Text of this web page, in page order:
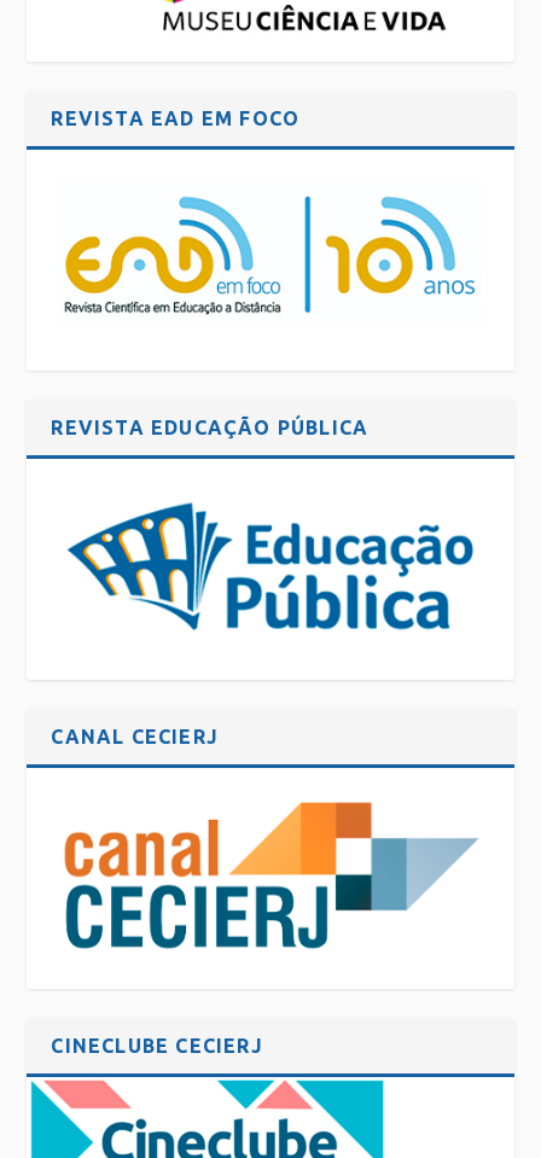
REVISTA EAD EM FOCO
REVISTA EDUCAÇÃO PÚBLICA
CANAL CECIERJ
CINECLUBE CECIERJ